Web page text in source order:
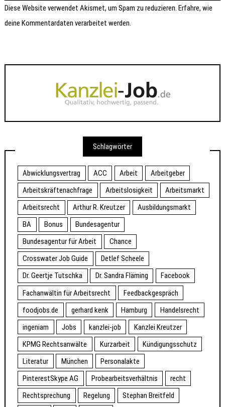
Diese Website verwendet Akismet, um Spam zu reduzieren.Erfahre, wie
deine Kommentardaten verarbeitet werden.
Schlagwörter
Abwicklungsvertrag ACC Arbeit
Arbeitgeber
Arbeitskräftenachfrage
Arbeitslosigkeit
Arbeitsmarkt
Arbeitsrecht
Arthur R. Kreutzer
Ausbildungsmarkt
BA
Bonus
Bundesagentur
Bundesagentur für Arbeit
Chance
Crosswater Job Guide
Detlef Scheele
Dr. Geertje Tutschka
Dr. Sandra Fläming
Facebook
Fachanwältin für Arbeitsrecht
Feedbackgespräch
foodjobs.de
gerhard kenk Hamburg
Handelsrecht
ingeniam
Jobs kanzlei-job
Kanzlei Kreutzer
KPMG Rechtsanwälte
Kurzarbeit
Kündigungsschutz
Literatur
München
Personalakte
PinterestSkype AG
Probearbeitsverhältnis
recht
Rechtsprechung
Regelung
Stephan Breitfeld